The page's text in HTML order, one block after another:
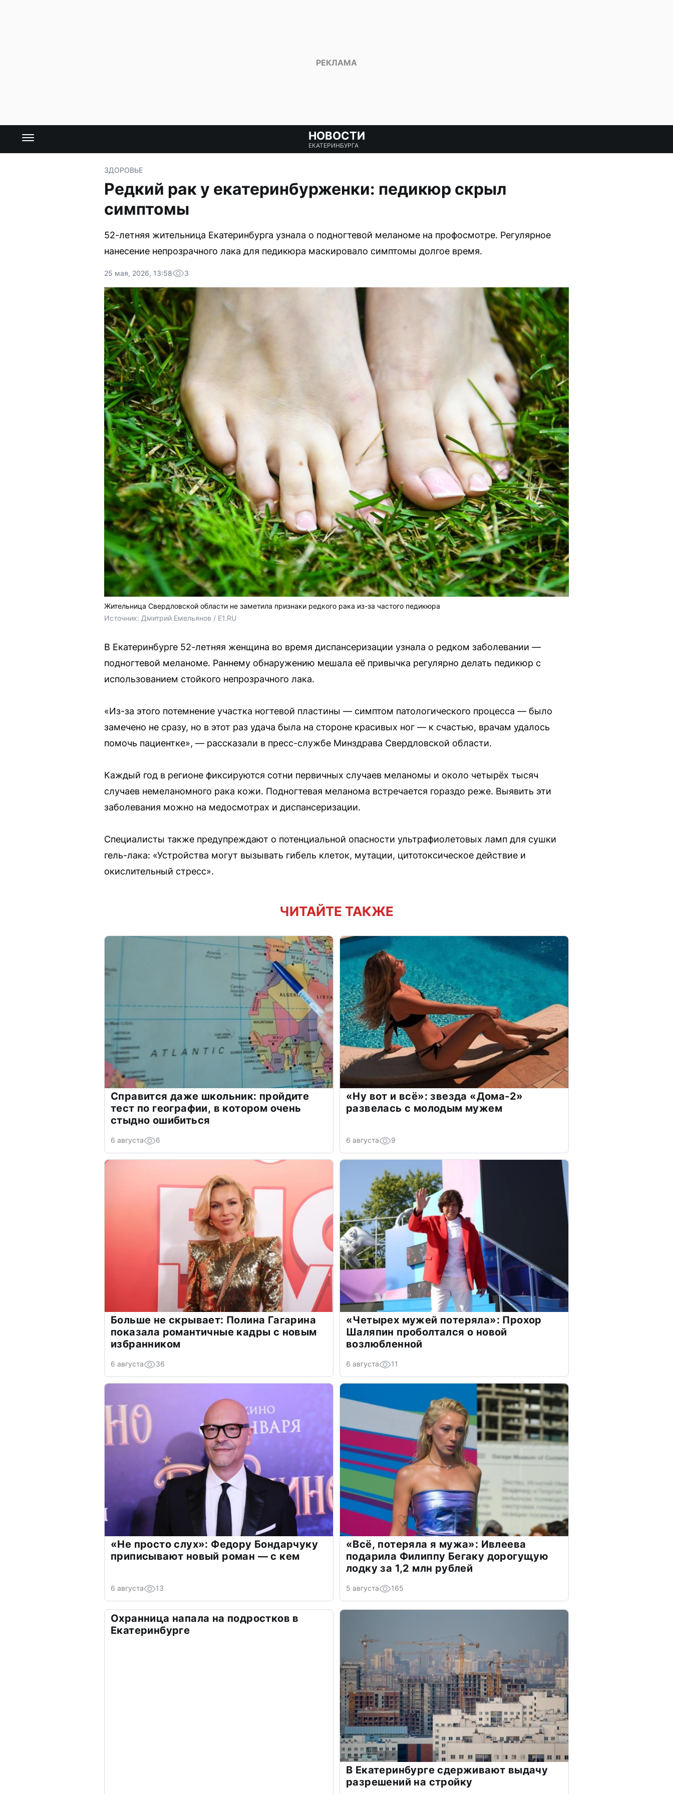
НОВОСТИ
ЕКАТЕРИНБУРГА
ЗДОРОВЬЕ
Редкий рак у екатеринбурженки: педикюр скрыл
симптомы
52-летняя жительница Екатеринбурга узнала о подногтевой меланоме на профосмотре. Регулярное
нанесение непрозрачного лака для педикюра маскировало симптомы долгое время.
25 мая, 2026, 13:58 3
Жительница Свердловской области не заметила признаки редкого рака из-за частого педикюра
Источник: Дмитрий Емельянов / E1.RU
В Екатеринбурге 52-летняя женщина во время диспансеризации узнала о редком заболевании —
подногтевой меланоме. Раннему обнаружению мешала её привычка регулярно делать педикюр с
использованием стойкого непрозрачного лака.
«Из-за этого потемнение участка ногтевой пластины — симптом патологического процесса — было
замечено не сразу, но в этот раз удача была на стороне красивых ног — к счастью, врачам удалось
помочь пациентке», — рассказали в пресс-службе Минздрава Свердловской области.
Каждый год в регионе фиксируются сотни первичных случаев меланомы и около четырёх тысяч
случаев немеланомного рака кожи. Подногтевая меланома встречается гораздо реже. Выявить эти
заболевания можно на медосмотрах и диспансеризации.
Специалисты также предупреждают о потенциальной опасности ультрафиолетовых ламп для сушки
гель-лака: «Устройства могут вызывать гибель клеток, мутации, цитотоксическое действие и
окислительный стресс».
ЧИТАЙТЕ ТАКЖЕ
Справится даже школьник: пройдите
тест по географии, в котором очень
стыдно ошибиться
6 августа 6
«Ну вот и всё»: звезда «Дома-2»
развелась с молодым мужем
6 августа 9
Больше не скрывает: Полина Гагарина
показала романтичные кадры с новым
избранником
6 августа 36
«Четырех мужей потеряла»: Прохор
Шаляпин проболтался о новой
возлюбленной
6 августа 11
«Не просто слух»: Федору Бондарчуку
приписывают новый роман — с кем
6 августа 13
«Всё, потеряла я мужа»: Ивлеева
подарила Филиппу Бегаку дорогущую
лодку за 1,2 млн рублей
5 августа 165
Охранница напала на подростков в
Екатеринбурге
В Екатеринбурге сдерживают выдачу
разрешений на стройку